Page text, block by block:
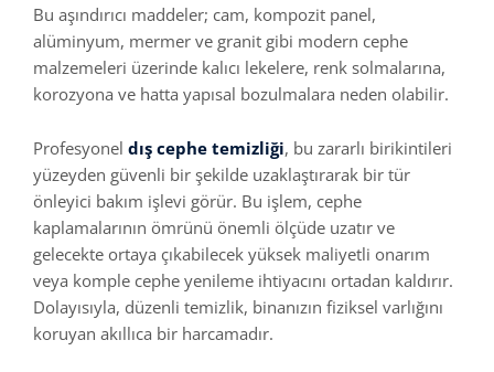
Bu aşındırıcı maddeler; cam, kompozit panel,
alüminyum, mermer ve granit gibi modern cephe
malzemeleri üzerinde kalıcı lekelere, renk solmalarına,
korozyona ve hatta yapısal bozulmalara neden olabilir.
Profesyonel dış cephe temizliği, bu zararlı birikintileri
yüzeyden güvenli bir şekilde uzaklaştırarak bir tür
önleyici bakım işlevi görür. Bu işlem, cephe
kaplamalarının ömrünü önemli ölçüde uzatır ve
gelecekte ortaya çıkabilecek yüksek maliyetli onarım
veya komple cephe yenileme ihtiyacını ortadan kaldırır.
Dolayısıyla, düzenli temizlik, binanızın fiziksel varlığını
koruyan akıllıca bir harcamadır.